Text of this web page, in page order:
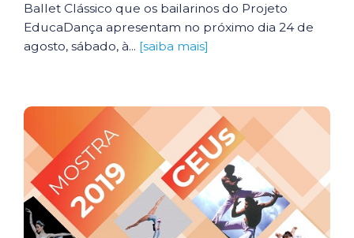
Ballet Clássico que os bailarinos do Projeto
EducaDança apresentam no próximo dia 24 de
agosto, sábado, à... [saiba mais]